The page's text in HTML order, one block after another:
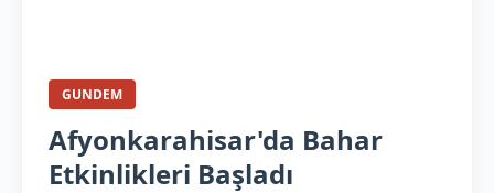
GUNDEM
Afyonkarahisar'da Bahar
Etkinlikleri Başladı